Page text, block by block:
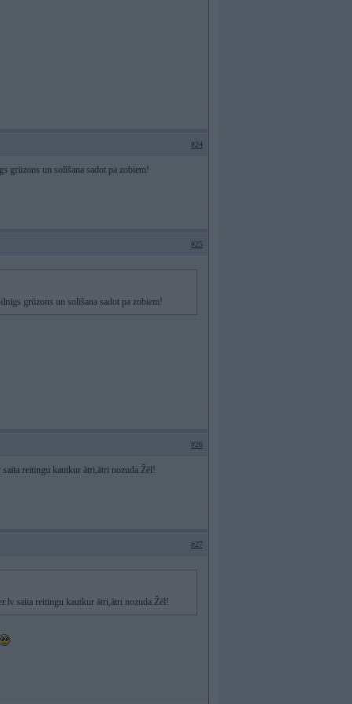
#24
grūzons un solīšana sadot pa zobiem!
#25
grūzons un solīšana sadot pa zobiem!
#26
reitingu kautkur ātri,ātri nozuda.Žēl!
#27
saita reitingu kautkur ātri,ātri nozuda.Žēl!